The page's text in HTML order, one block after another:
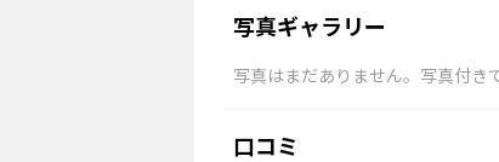
写真ギャラリー
写真はまだありません。写真付き
口コミ